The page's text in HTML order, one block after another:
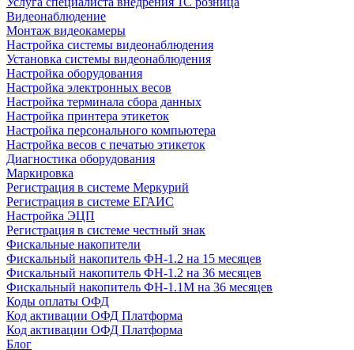
Видеонаблюдение
Монтаж видеокамеры
Настройка системы видеонаблюдения
Установка системы видеонаблюдения
Настройка оборудования
Настройка электронных весов
Настройка терминала сбора данных
Настройка принтера этикеток
Настройка персонального компьютера
Настройка весов с печатью этикеток
Диагностика оборудования
Маркировка
Регистрация в системе Меркурий
Регистрация в системе ЕГАИС
Настройка ЭЦП
Регистрация в системе честный знак
Фискальные накопители
Фискальный накопитель ФН-1.2 на 15 месяцев
Фискальный накопитель ФН-1.2 на 36 месяцев
Фискальный накопитель ФН-1.1М на 36 месяцев
Коды оплаты ОФД
Код активации ОФД Платформа
Код активации ОФД Платформа
Блог